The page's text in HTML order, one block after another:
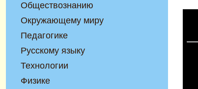
Обществознанию
Окружающему миру
Педагогике
Русскому языку
Технологии
Физике